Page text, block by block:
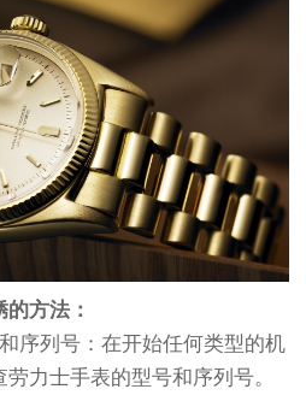
方法：
列号：在开始任何类型的机
力士手表的型号和序列号。